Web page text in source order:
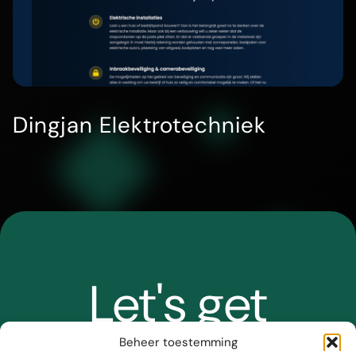
Beheer toestemming
Dingjan Elektrotechniek
Let's get